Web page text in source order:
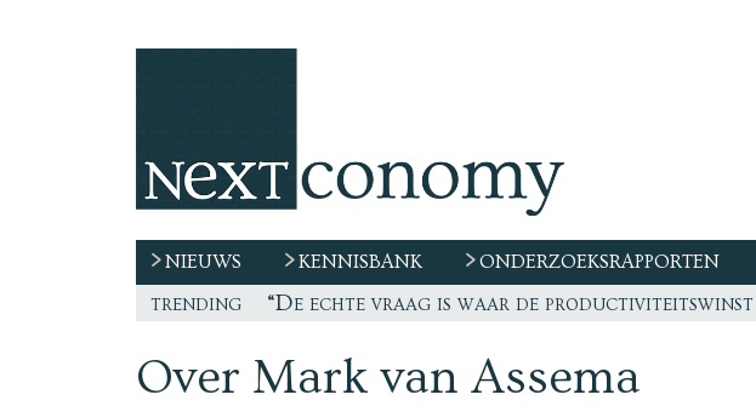
NIEUWS KENNISBANK ONDERZOEKSRAPPORTEN
trending “De echte vraag is waar de productiviteitswinst
Freelancer, teken niet zomaar eender welk
Over Mark van Assema